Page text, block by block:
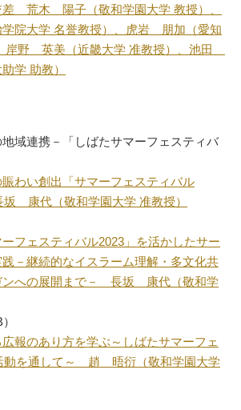
差 荒木 陽子（敬和学園大学 教授）、
院大学 名誉教授）、虎岩 朋加（愛知
岸野 英美（近畿大学 准教授）、池田
学 助教）
域連携－「しばたサマーフェスティバ
わい創出「サマーフェスティバル
康代（敬和学園大学 准教授）
フェスティバル2023」を活かしたサー
－継続的なイスラーム理解・多文化共
ンへの展開まで－ 長坂 康代（敬和学
報のあり方を学ぶ～しばたサマーフェ
動を通して～ 趙 晤衍（敬和学園大学